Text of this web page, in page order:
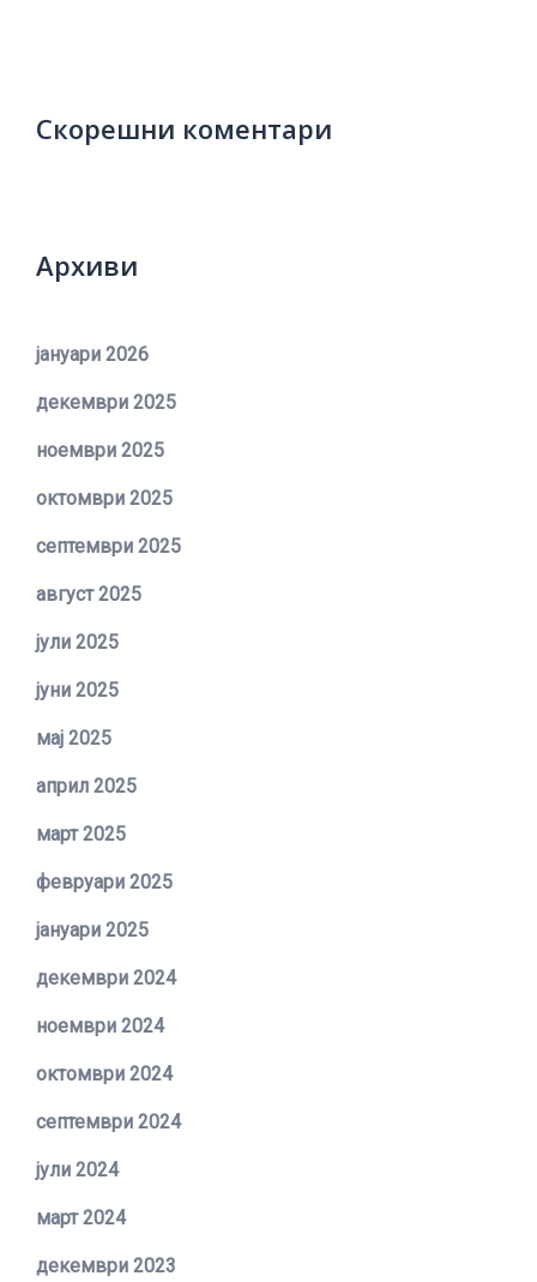
Скорешни коментари
Архиви
јануари 2026
декември 2025
ноември 2025
октомври 2025
септември 2025
август 2025
јули 2025
јуни 2025
мај 2025
април 2025
март 2025
февруари 2025
јануари 2025
декември 2024
ноември 2024
октомври 2024
септември 2024
јули 2024
март 2024
декември 2023